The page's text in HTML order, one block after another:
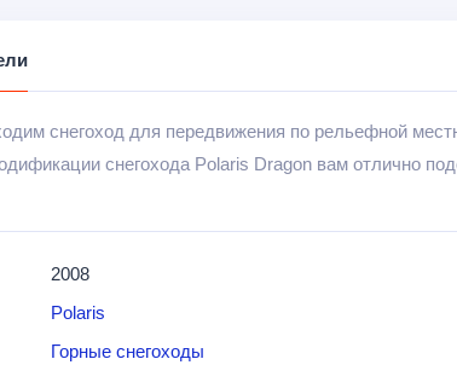
снегоход для передвижения по рельефной
снегохода Polaris Dragon вам отлично
расположенным ниже.
2008
Polaris
Горные снегоходы